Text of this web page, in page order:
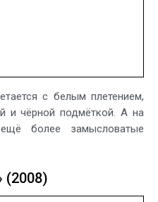
с белым плетением,
и чёрной подмёткой. А на
более замысловатые
(2008)